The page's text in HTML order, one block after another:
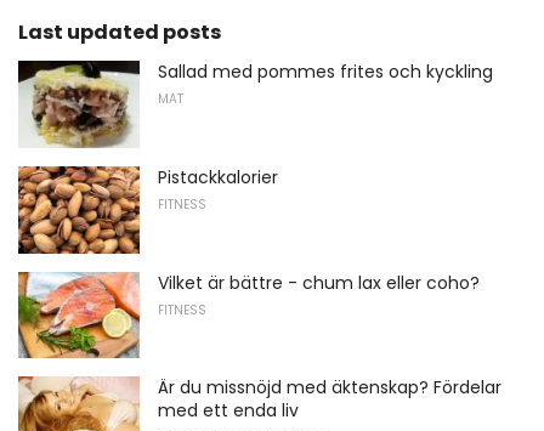
Last updated posts
Sallad med pommes frites och kyckling
MAT
Pistackkalorier
FITNESS
Vilket är bättre - chum lax eller coho?
FITNESS
Är du missnöjd med äktenskap? Fördelar
med ett enda liv